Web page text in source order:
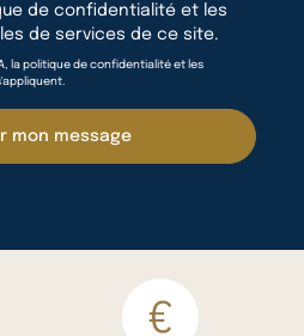
de confidentialité et les
de services de ce site.
la politique de confidentialité et les
mon message